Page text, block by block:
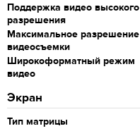
Поддержка видео высокого
разрешения
Максимальное разрешение
видеосъемки
Широкоформатный режим
видео
Экран
Тип матрицы